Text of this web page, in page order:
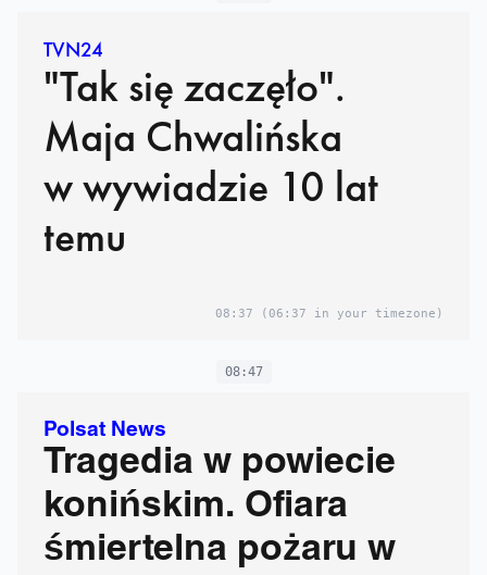
TVN24
"Tak się zaczęło".
Maja Chwalińska
w wywiadzie 10 lat
temu
08:37 (06:37 in your timezone)
08:47
Polsat News
Tragedia w powiecie
konińskim. Ofiara
śmiertelna pożaru w